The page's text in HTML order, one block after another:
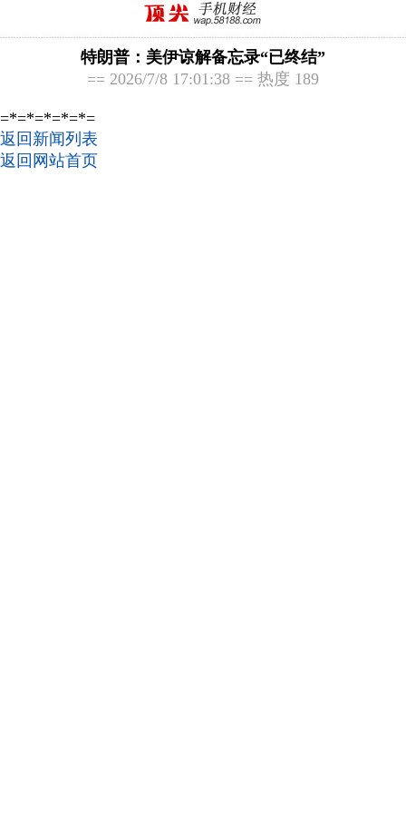
特朗普：美伊谅解备忘录“已终结”
== 2026/7/8 17:01:38 == 热度 189
=*=*=*=*=*=
返回新闻列表
返回网站首页